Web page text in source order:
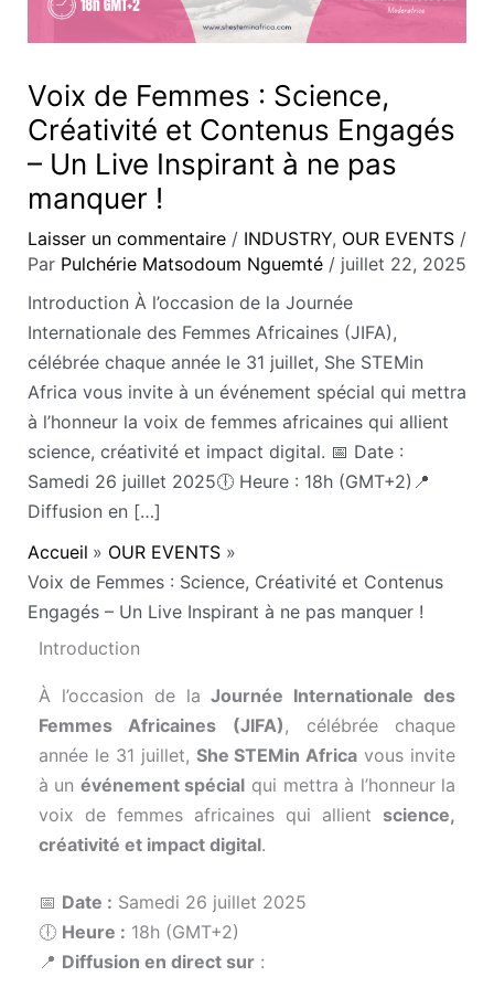
Voix de Femmes : Science,
Créativité et Contenus Engagés
– Un Live Inspirant à ne pas
manquer !
Laisser un commentaire / INDUSTRY, OUR EVENTS/
Par Pulchérie Matsodoum Nguemté / juillet 22, 2025
Introduction À l’occasion de la Journée
Internationale des Femmes Africaines (JIFA),
célébrée chaque année le 31 juillet, She STEMin
Africa vous invite à un événement spécial qui mettra
à l’honneur la voix de femmes africaines qui allient
science, créativité et impact digital. 📅 Date :
Samedi 26 juillet 2025🕕 Heure : 18h (GMT+2)📍
Diffusion en […]
Accueil
OUR EVENTS
Voix de Femmes : Science, Créativité et Contenus
Engagés – Un Live Inspirant à ne pas manquer !
Introduction
À l’occasion de laJournée Internationale des
Femmes Africaines (JIFA) , célébrée chaque
année le 31 juillet, She STEMin Africa vous invite
à un événement spécial qui mettra à l’honneur la
voix de femmes africaines qui allient science,
créativité et impact digital.
📅 Date : Samedi 26 juillet 2025
🕕 Heure : 18h (GMT+2)
📍 Diffusion en direct sur: